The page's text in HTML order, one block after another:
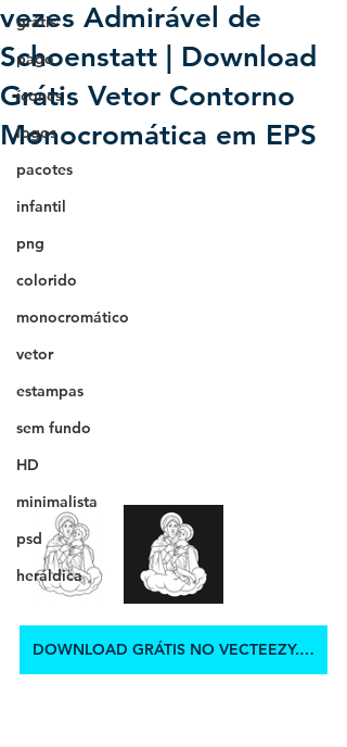
grátis
pago
ícones
logos
pacotes
infantil
png
colorido
monocromático
vetor
estampas
sem fundo
HD
minimalista
psd
heráldica
vezes Admirável de
Schoenstatt | Download
Grátis Vetor Contorno
Monocromática em EPS
DOWNLOAD GRÁTIS NO VECTEEZY.COM